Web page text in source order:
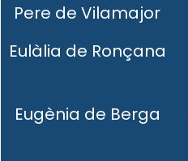
Pere de Vilamajor
Eulàlia de Ronçana
Eugènia de Berga